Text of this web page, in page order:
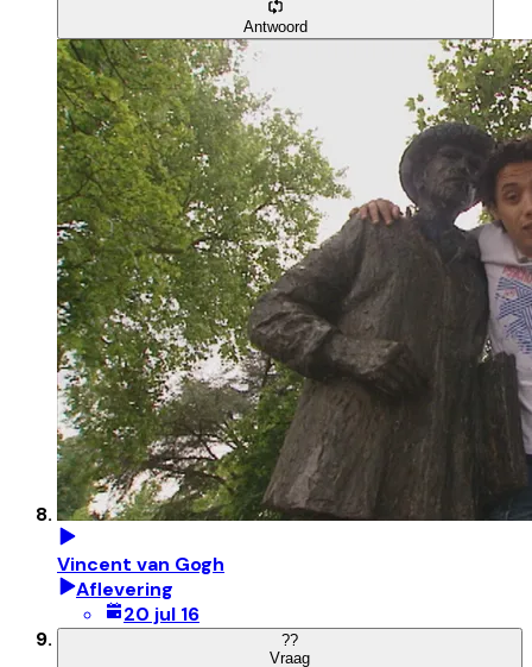
Antwoord
Vincent van Gogh
Aflevering
20 jul 16
??
Vraag